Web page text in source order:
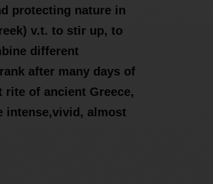
protecting nature in
v.t. to stir up, to
different
after many days of
of ancient Greece,
intense,vivid, almost